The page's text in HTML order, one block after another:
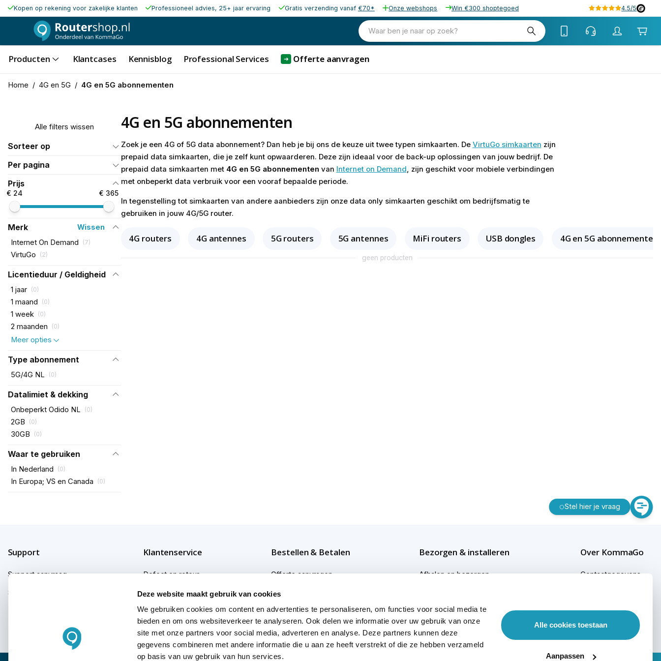
Deze website maakt gebruik van cookies
We gebruiken cookies om content en advertenties te personaliseren, om functies voor social media te
bieden en om ons websiteverkeer te analyseren. Ook delen we informatie over uw gebruik van onze
site met onze partners voor social media, adverteren en analyse. Deze partners kunnen deze
gegevens combineren met andere informatie die u aan ze heeft verstrekt of die ze hebben verzameld
op basis van uw gebruik van hun services.
Alle cookies toestaan
Aanpassen
Kopen op rekening voor zakelijke klanten Professioneel advies, 25+ jaar ervaring Gratis verzending vanaf €70* Onze webshops Win €300 shoptegoed 4.5/5
Waar ben je naar op zoek?
Producten Klantcases Kennisblog Professional Services ➜ Offerte aanvragen
Home / 4G en 5G / 4G en 5G abonnementen
Alle filters wissen
Sorteer op
Per pagina
Prijs
€ 24 € 365
Merk
Wissen
Internet On Demand
(7)
VirtuGo (2)
Licentieduur / Geldigheid
1 jaar (0)
1 maand (0)
1 week (0)
2 maanden (0)
Meer opties
Type abonnement
5G/4G NL (0)
Datalimiet & dekking
Onbeperkt Odido NL (0)
2GB (0)
30GB (0)
Waar te gebruiken
In Nederland (0)
In Europa; VS en Canada (0)
4G en 5G abonnementen
Zoek je een 4G of 5G data abonnement? Dan heb je bij ons de keuze uit twee typen simkaarten. De VirtuGo simkaarten zijn
prepaid data simkaarten, die je zelf kunt opwaarderen. Deze zijn ideaal voor de back-up oplossingen van jouw bedrijf. De
prepaid data simkaarten met 4G en 5G abonnementen van Internet on Demand, zijn geschikt voor mobiele verbindingen
met onbeperkt data verbruik voor een vooraf bepaalde periode.
In tegenstelling tot simkaarten van andere aanbieders zijn onze data only simkaarten geschikt om bedrijfsmatig te
gebruiken in jouw 4G/5G router.
4G routers 4G antennes 5G routers 5G antennes MiFi routers USB dongles 4G en 5G abonnementen
geen producten
Stel hier je vraag
Support
Support aanvraag
Support fabrikanten
Klantenservice
Defect en retour
Garantie
Herroepingsrecht
Klachten
Bestellen & Betalen
Offerte aanvragen
Bestellen
Betaalmogelijkheden
Afwijkende levertijden
Bezorgen & installeren
Afhalen en bezorgen
Bezorginformatie
Professional services
Over KommaGo
Contactgegevens
KommaGo duurzaam
Werken bij KommaGo